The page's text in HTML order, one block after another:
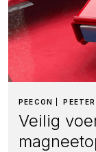
PEECON
Veilig